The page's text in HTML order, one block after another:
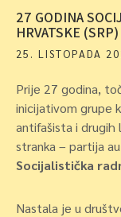
27 GODINA
HRVATSKE (SRP)
25. LISTOPADA
Prije 27 godina,
inicijativom grupe
antifašista i drugih
stranka – partija
Socijalistička
Nastala je u